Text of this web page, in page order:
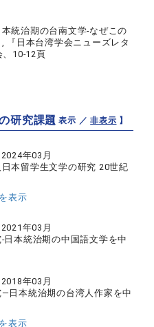
統治期の台南文学‐なぜこの
『日本台湾学会ニューズレタ
、10-12頁
研究課題【 表示 ／非表示 】
年03月
本留学生文学の研究 20世紀
表示
年03月
日本統治期の中国語文学を中
年03月
日本統治期の台湾人作家を中
表示